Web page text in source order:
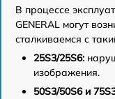
В процессе
GENERAL могут
сталкиваемся с
25S3/25S6:
изображения.
50S3/50S6 и